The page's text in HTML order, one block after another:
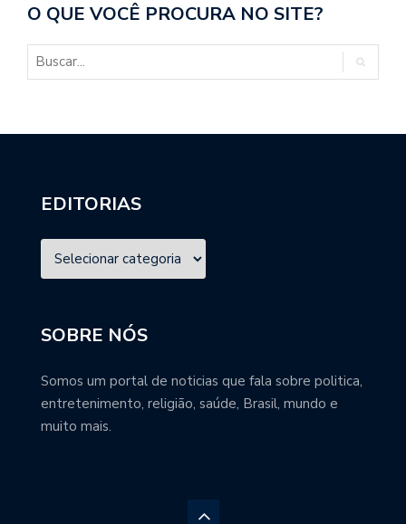
O QUE VOCÊ PROCURA NO SITE?
EDITORIAS
SOBRE NÓS
Somos um portal de noticias que fala sobre politica,
entretenimento, religião, saúde, Brasil, mundo e
muito mais.